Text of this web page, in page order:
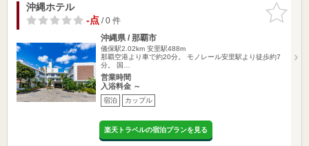
お気に入
りに追加
沖縄ホテル
-点/ 0 件
沖縄県 / 那覇市
儀保駅2.02km 安里駅488m
那覇空港より車で約20分。 モノレール安里駅より徒歩約7
分。 国…
営業時間
入浴料金 ～
宿泊 カップル
楽天トラベルの宿泊プランを見る